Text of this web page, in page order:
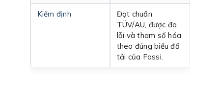
Kiểm định
Đạt chuẩn
TÜV/AU, được đo
lỗi và tham số hóa
theo đúng biểu đồ
tải của Fassi.